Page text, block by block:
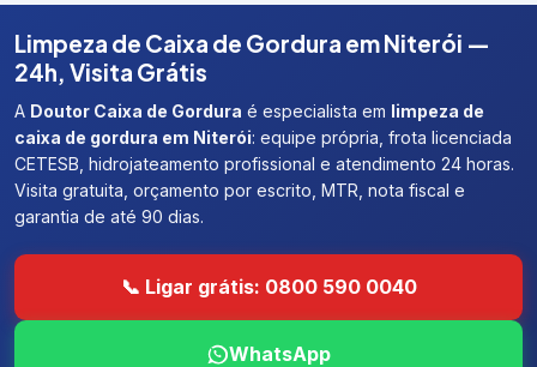
Limpeza de Caixa de Gordura em Niterói —
24h, Visita Grátis
A Doutor Caixa de Gordura é especialista em limpeza de
caixa de gordura em Niterói: equipe própria, frota licenciada
CETESB, hidrojateamento profissional e atendimento 24 horas.
Visita gratuita, orçamento por escrito, MTR, nota fiscal e
garantia de até 90 dias.
📞 Ligar grátis: 0800 590 0040
WhatsApp